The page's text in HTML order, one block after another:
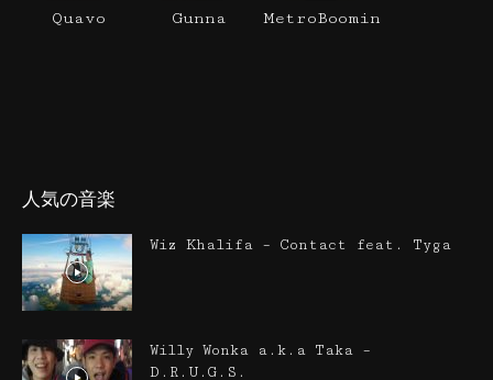
Quavo Gunna MetroBoomin
人気の音楽
Wiz Khalifa – Contact feat. Tyga
Willy Wonka a.k.a Taka –
D.R.U.G.S.